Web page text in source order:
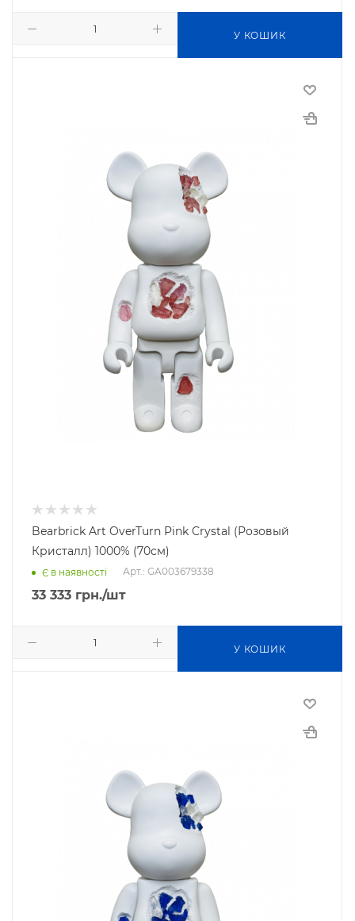
У КОШИК
Bearbrick Art OverTurn Pink Crystal (Розовый
Кристалл) 1000% (70см)
Є в наявності Арт.: GA003679338
33 333 грн./шт
У КОШИК